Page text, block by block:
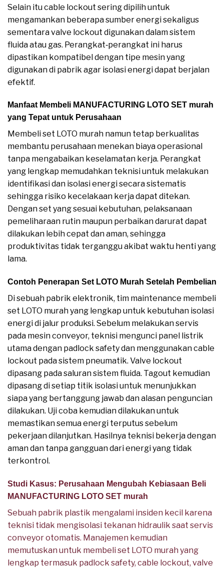
Selain itu cable lockout sering dipilih untuk
mengamankan beberapa sumber energi sekaligus
sementara valve lockout digunakan dalam sistem
fluida atau gas. Perangkat‑perangkat ini harus
dipastikan kompatibel dengan tipe mesin yang
digunakan di pabrik agar isolasi energi dapat berjalan
efektif.
Manfaat Membeli MANUFACTURING LOTO SET murah
yang Tepat untuk Perusahaan
Membeli set LOTO murah namun tetap berkualitas
membantu perusahaan menekan biaya operasional
tanpa mengabaikan keselamatan kerja. Perangkat
yang lengkap memudahkan teknisi untuk melakukan
identifikasi dan isolasi energi secara sistematis
sehingga risiko kecelakaan kerja dapat ditekan.
Dengan set yang sesuai kebutuhan, pelaksanaan
pemeliharaan rutin maupun perbaikan darurat dapat
dilakukan lebih cepat dan aman, sehingga
produktivitas tidak terganggu akibat waktu henti yang
lama.
Contoh Penerapan Set LOTO Murah Setelah Pembelian
Di sebuah pabrik elektronik, tim maintenance membeli
set LOTO murah yang lengkap untuk kebutuhan isolasi
energi di jalur produksi. Sebelum melakukan servis
pada mesin conveyor, teknisi mengunci panel listrik
utama dengan padlock safety dan menggunakan cable
lockout pada sistem pneumatik. Valve lockout
dipasang pada saluran sistem fluida. Tagout kemudian
dipasang di setiap titik isolasi untuk menunjukkan
siapa yang bertanggung jawab dan alasan penguncian
dilakukan. Uji coba kemudian dilakukan untuk
memastikan semua energi terputus sebelum
pekerjaan dilanjutkan. Hasilnya teknisi bekerja dengan
aman dan tanpa gangguan dari energi yang tidak
terkontrol.
Studi Kasus: Perusahaan Mengubah Kebiasaan Beli
MANUFACTURING LOTO SET murah
Sebuah pabrik plastik mengalami insiden kecil karena
teknisi tidak mengisolasi tekanan hidraulik saat servis
conveyor otomatis. Manajemen kemudian
memutuskan untuk membeli set LOTO murah yang
lengkap termasuk padlock safety, cable lockout, valve